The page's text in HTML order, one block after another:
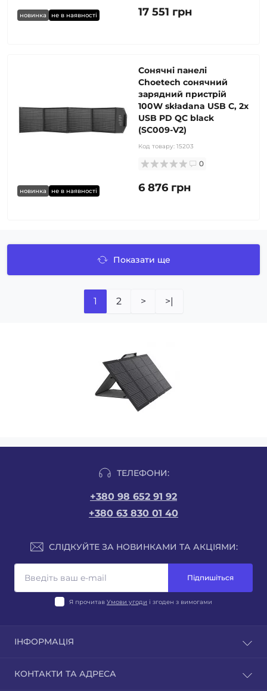
новинка не в наявності 17 551 грн
новинка не в наявності
Сонячні панелі
Choetech сонячний
зарядний пристрій
100W składana USB C, 2x
USB PD QC black
(SC009-V2)
Код товару: 15203
0
6 876 грн
Показати ще
1 2 > >|
ТЕЛЕФОНИ:
+380 98 652 91 92
+380 63 830 01 40
СЛІДКУЙТЕ ЗА НОВИНКАМИ ТА АКЦІЯМИ:
Підпишіться
Я прочитав Умови угоди і згоден з вимогами
ІНФОРМАЦІЯ
Зворотній зв'язок
КОНТАКТИ ТА АДРЕСА